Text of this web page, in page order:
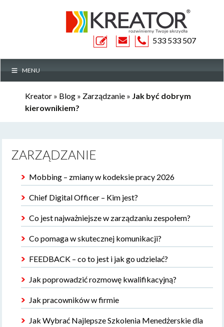
533 533 507
ZAPYTANIE
MENU
Kreator » Blog » Zarządzanie » Jak być dobrym
kierownikiem?
ZARZĄDZANIE
Mobbing – zmiany w kodeksie pracy 2026
Chief Digital Officer – Kim jest?
Co jest najważniejsze w zarządzaniu zespołem?
Co pomaga w skutecznej komunikacji?
FEEDBACK – co to jest i jak go udzielać?
Jak poprowadzić rozmowę kwalifikacyjną?
Jak pracowników w firmie
Jak Wybrać Najlepsze Szkolenia Menedżerskie dla